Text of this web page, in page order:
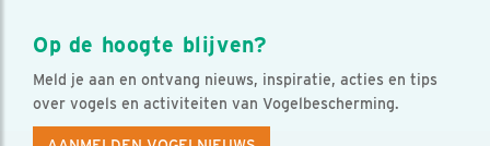
Op de hoogte blijven?
Meld je aan en ontvang nieuws, inspiratie, acties en tips
over vogels en activiteiten van Vogelbescherming.